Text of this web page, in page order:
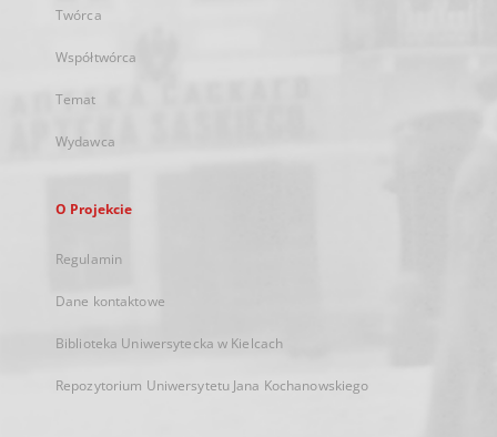
Twórca
Współtwórca
Temat
Wydawca
O Projekcie
Regulamin
Dane kontaktowe
Biblioteka Uniwersytecka w Kielcach
Repozytorium Uniwersytetu Jana Kochanowskiego